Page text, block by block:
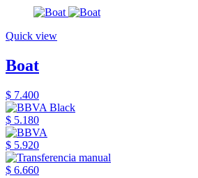
Quick view
Boat
$ 7.400
$ 5.180
$ 5.920
$ 6.660